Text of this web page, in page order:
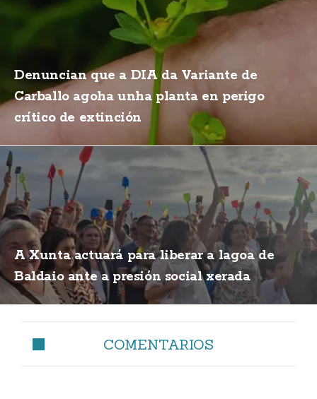
Denuncian que a DIA da Variante de
Carballo agoha unha planta en perigo
crítico de extinción
A Xunta actuará para liberar a lagoa de
Baldaio ante a presión social xerada
COMENTARIOS